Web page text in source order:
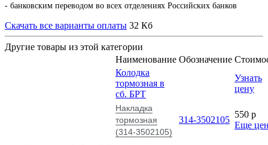
- банковским переводом во всех отделениях Российских банков
Скачать все варианты оплаты 32 Кб
Другие товары из этой категории
Наименование Обозначение
Колодка
тормозная в
сб. БРТ
Узнать
цену
Накладка
тормозная
(314-3502105)
314-3502105
550 p
Еще